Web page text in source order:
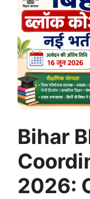
Bihar
2026: